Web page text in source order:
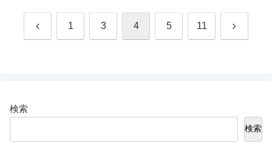
前 1 3 4 5 11 次
検索
検索